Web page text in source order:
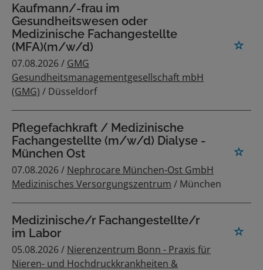
Kaufmann/-frau im
Gesundheitswesen oder
Medizinische Fachangestellte
(MFA)(m/w/d)
07.08.2026 / GMG
Gesundheitsmanagementgesellschaft mbH
(GMG) / Düsseldorf
Pflegefachkraft / Medizinische
Fachangestellte (m/w/d) Dialyse -
München Ost
07.08.2026 / Nephrocare München-Ost GmbH
Medizinisches Versorgungszentrum / München
Medizinische/r Fachangestellte/r
im Labor
05.08.2026 / Nierenzentrum Bonn - Praxis für
Nieren- und Hochdruckkrankheiten &